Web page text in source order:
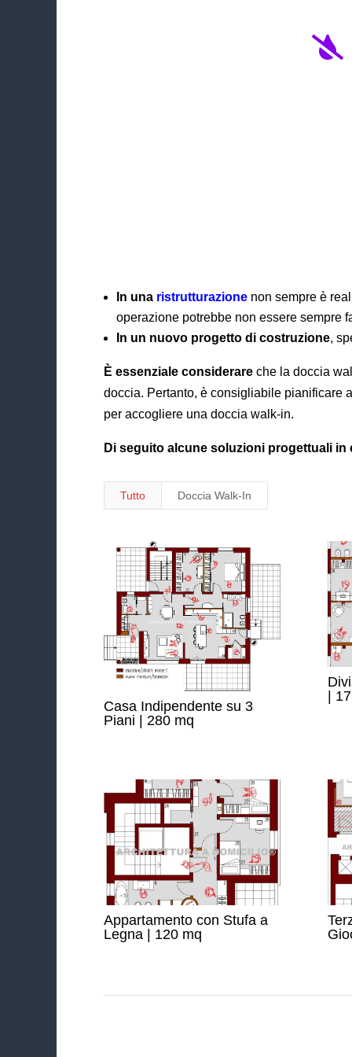

In una ristrutturazione non sempre è
operazione potrebbe non essere sempre
In un nuovo progetto di costruzione,
È essenziale considerare che la doccia
doccia. Pertanto, è consigliabile pianificare
per accogliere una doccia walk-in.
Di seguito alcune soluzioni progettuali
Tutto Doccia Walk-In
Casa Indipendente su 3
Piani | 280 mq
|
Appartamento con Stufa a
Legna | 120 mq